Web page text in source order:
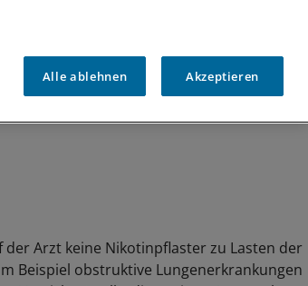
Arzt keine Nikotinpflaster zu Lasten der
Beispiel obstruktive Lungenerkrankungen
Alle ablehnen Akzeptieren